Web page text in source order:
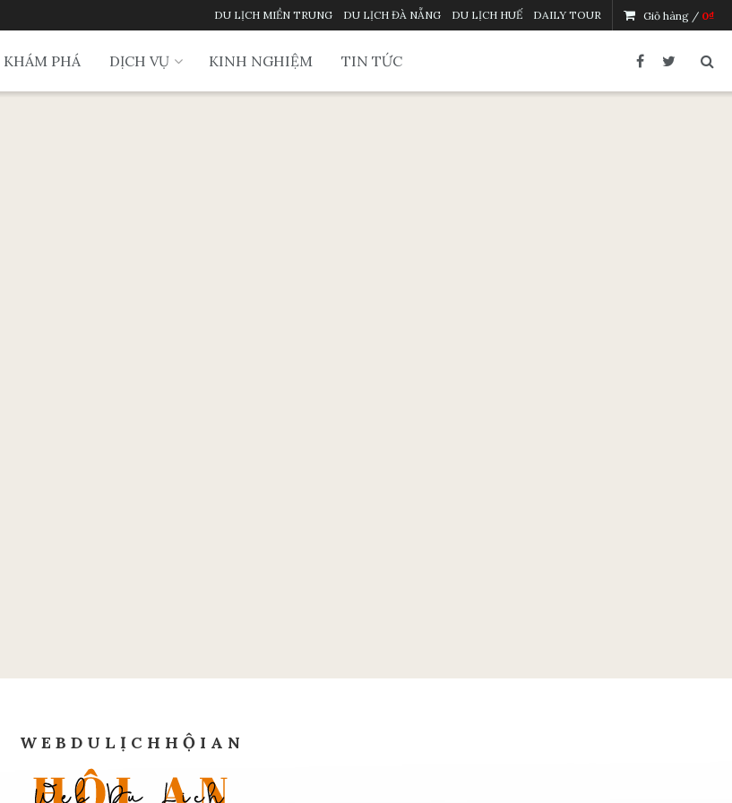
DU LỊCH MIỀN TRUNG DU LỊCH ĐÀ NẴNG DU LỊCH HUẾ DAILY TOUR Giỏ hàng / 0₫
KHÁM PHÁ DỊCH VỤ KINH NGHIỆM TIN TỨC
W E B D U L Ị C H H Ộ I A N